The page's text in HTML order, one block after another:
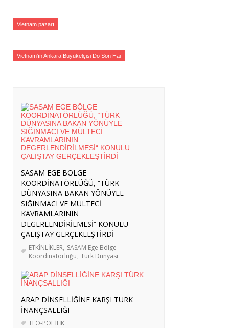
Vietnam pazarı
Vietnam'ın Ankara Büyükelçisi Do Son Hai
SASAM EGE BÖLGE
KOORDİNATÖRLÜĞÜ, “TÜRK
DÜNYASINA BAKAN YÖNÜYLE
SIĞINMACI VE MÜLTECİ
KAVRAMLARININ
DEGERLENDİRİLMESİ“ KONULU
ÇALIŞTAY GERÇEKLEŞTİRDİ
ETKİNLİKLER SASAM Ege Bölge
Koordinatörlüğü Türk Dünyası
ARAP DİNSELLİĞİNE KARŞI TÜRK
İNANÇSALLIĞI
TEO-POLİTİK